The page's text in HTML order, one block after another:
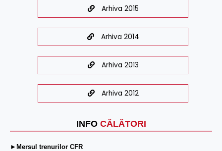
INFO CĂLĂTORI
►Mersul trenurilor CFR
Arhiva 2015
Arhiva 2014
Arhiva 2013
Arhiva 2012